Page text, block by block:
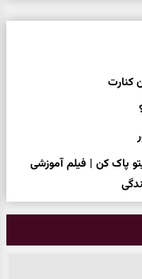
کنارت
پاک کن | فیلم آموزشی